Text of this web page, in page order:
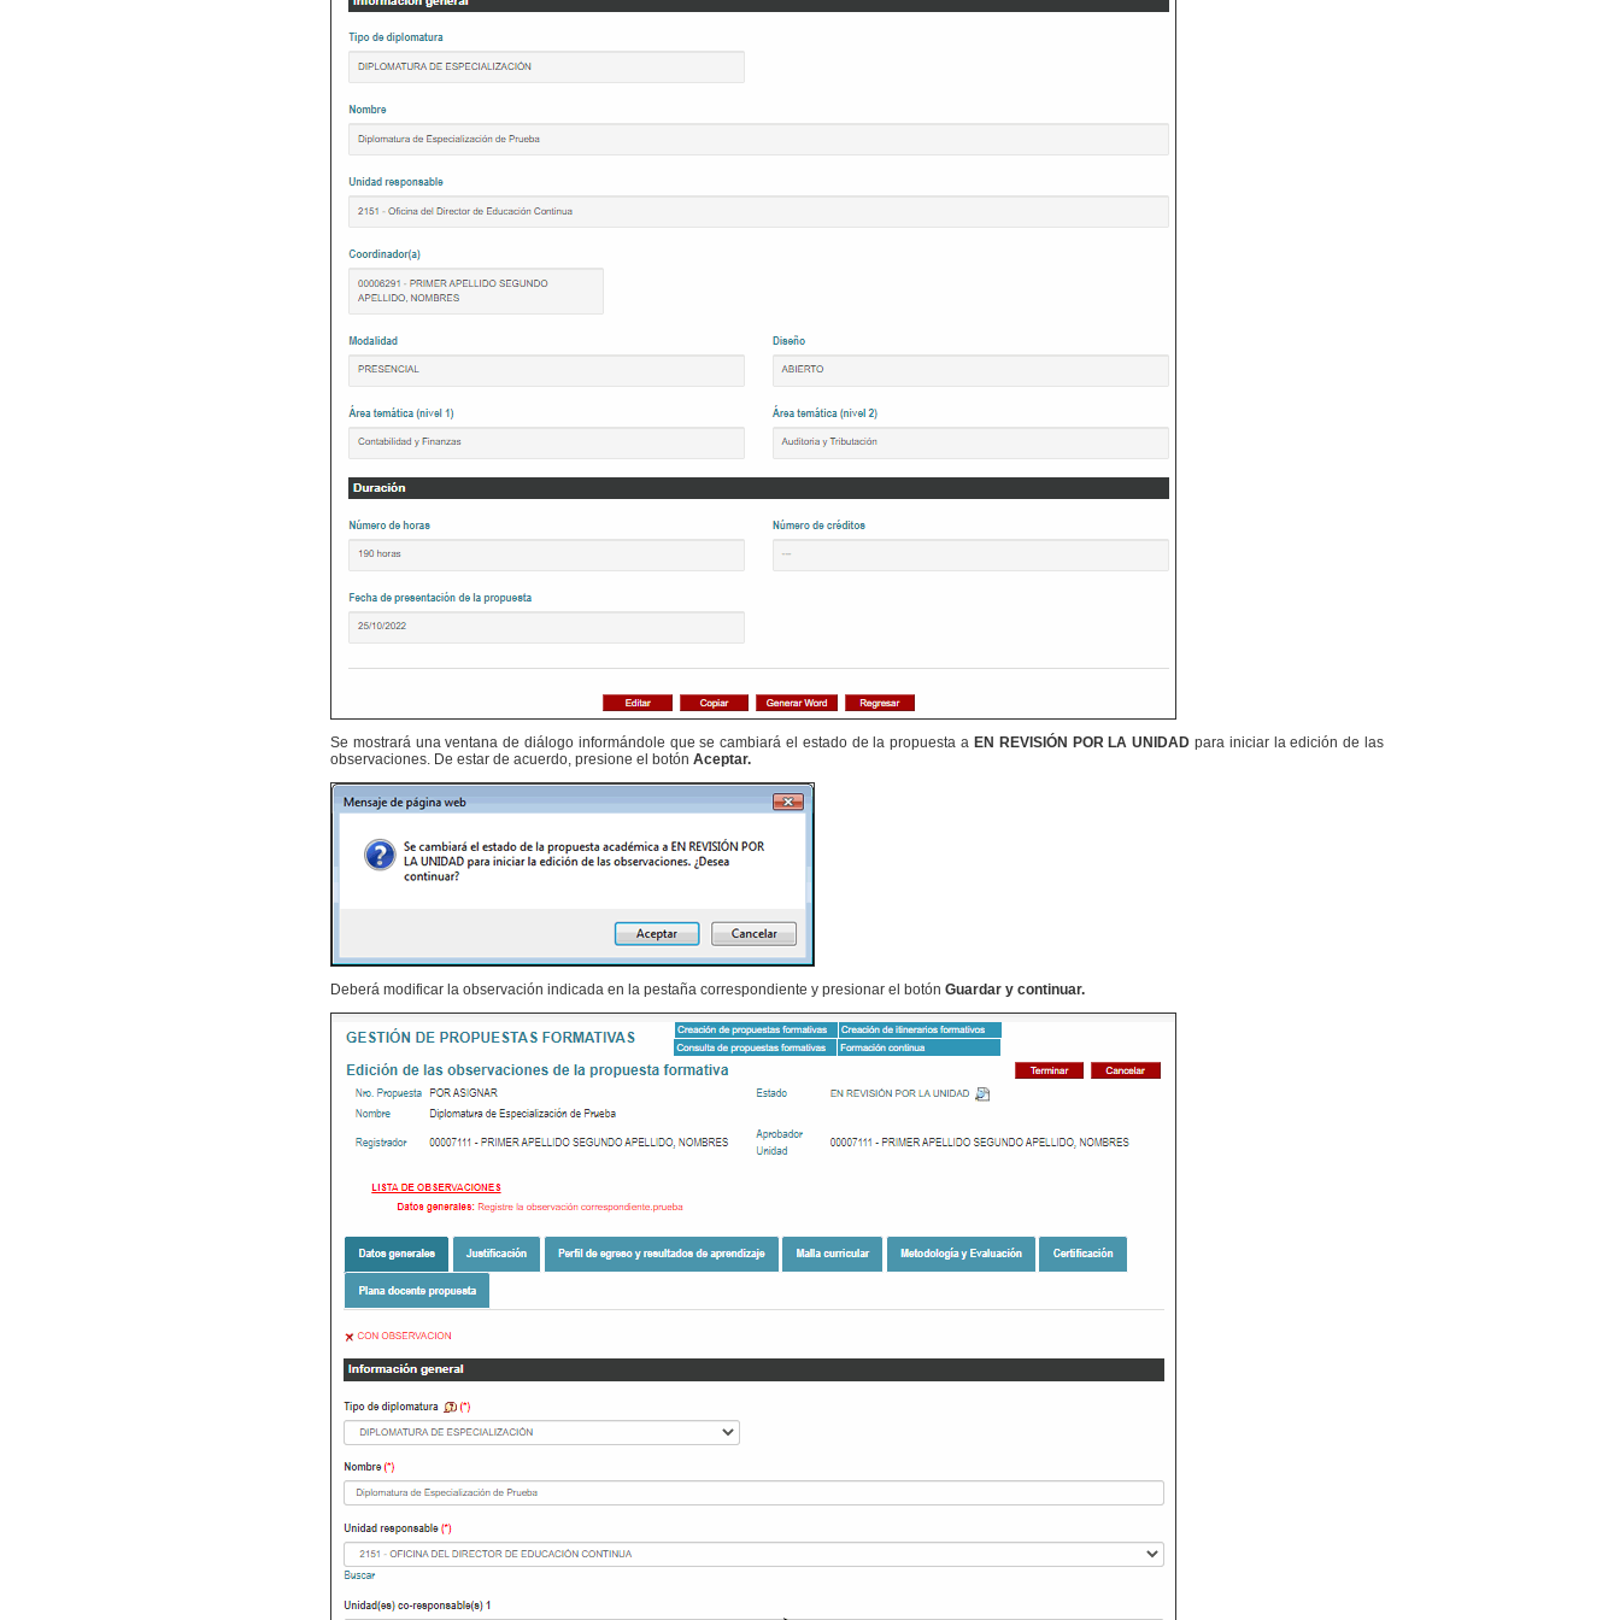
Se mostrará una ventana de diálogo informándole que se cambiará el estado de la propuesta a EN REVISIÓN POR LA UNIDAD para iniciar la edición de las
observaciones. De estar de acuerdo, presione el botón Aceptar.
Deberá modificar la observación indicada en la pestaña correspondiente y presionar el botón Guardar y continuar.